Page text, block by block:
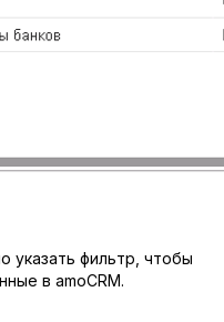
указать фильтр, чтобы
в amoCRM.